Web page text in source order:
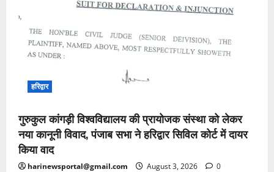
हरिद्वार
गुरुकुल कांगड़ी विश्वविद्यालय की प्रायोजक संस्था को लेकर
नया कानूनी विवाद, पंजाब सभा ने हरिद्वार सिविल कोर्ट में दायर
किया वाद
harinewsportal@gmail.com August 3, 2026 0